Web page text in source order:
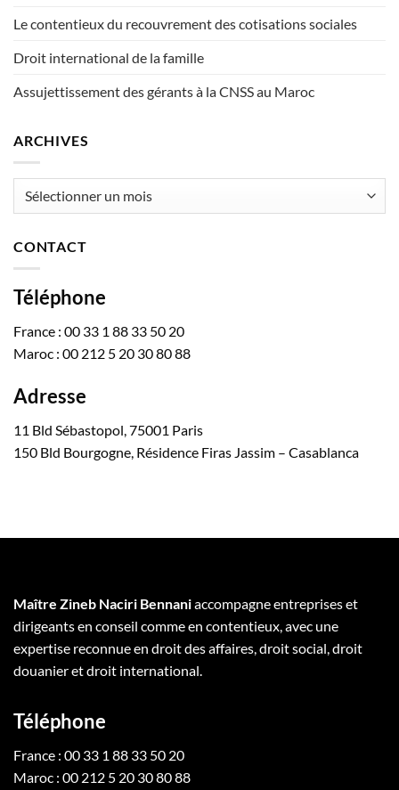
Le contentieux du recouvrement des cotisations sociales
Droit international de la famille
Assujettissement des gérants à la CNSS au Maroc
ARCHIVES
CONTACT
Téléphone
France : 00 33 1 88 33 50 20
Maroc : 00 212 5 20 30 80 88
Adresse
11 Bld Sébastopol, 75001 Paris
150 Bld Bourgogne, Résidence Firas Jassim – Casablanca
Maître Zineb Naciri Bennaniaccompagne entreprises et
dirigeants en conseil comme en contentieux, avec une
expertise reconnue en droit des affaires, droit social, droit
douanier et droit international.
Téléphone
France : 00 33 1 88 33 50 20
Maroc : 00 212 5 20 30 80 88